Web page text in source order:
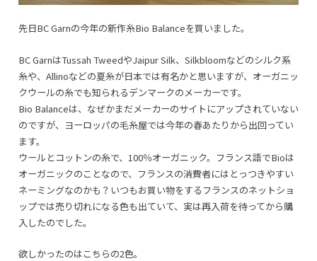
先日BC Garnの今年の新作糸Bio Balanceを買いました。
BC GarnはTussah TweedやJaipur Silk、Silkbloomなどのシルク系
糸や、Allinoなどの夏糸が日本では有名かと思いますが、オーガニッ
クウールの糸でも知られるデンマークのメーカーです。
Bio Balanceは、なぜかまだメーカーのサイトにアップされていない
のですが、ヨーロッパの毛糸屋では今年の春あたりから出回ってい
ます。
ウールとコットンの糸で、100％オーガニック。フランス語でBioは
オーガニックのことなので、フランスの消費者にはとっつきやすい
ネーミングなのかも？いつもお買い物をするフランスのネットショ
ップでは売り切れになる色も出ていて、実は再入荷を待ってから購
入したのでした。
欲しかったのはこちらの2色。